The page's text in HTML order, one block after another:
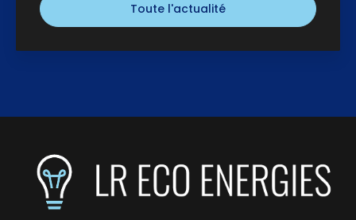
Toute l'actualité